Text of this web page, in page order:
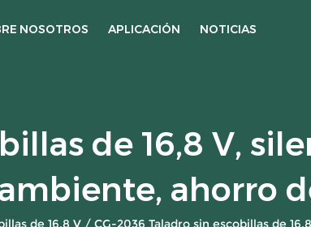
NOSOTROS APLICACIÓN NOTICIAS
de 16,8 V,
ahorro
de 16,8 V/CG-2036 Taladro sin escobillas de